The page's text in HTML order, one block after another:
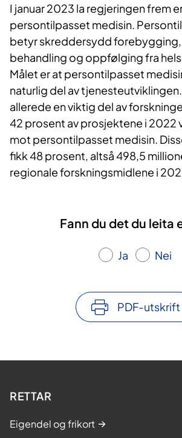
I januar 2023 la regjeringen frem
persontilpasset medisin.
betyr skreddersydd
behandling og oppfølging fra
Målet er at persontilpasset
naturlig del av
allerede en viktig del av
42 prosent av prosjektene i 2022
mot persontilpasset medisin.
fikk 48 prosent, altså 498,5
regionale forskningsmidlene i
Fann du det du leita
Ja Nei
PDF-utskrift
RETTAR
Eigendel og frikort